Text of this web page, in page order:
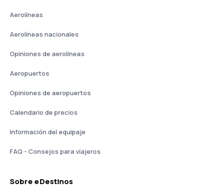
Aerolíneas
Aerolíneas nacionales
Opiniones de aerolíneas
Aeropuertos
Opiniones de aeropuertos
Calendario de precios
Información del equipaje
FAQ - Consejos para viajeros
Sobre eDestinos